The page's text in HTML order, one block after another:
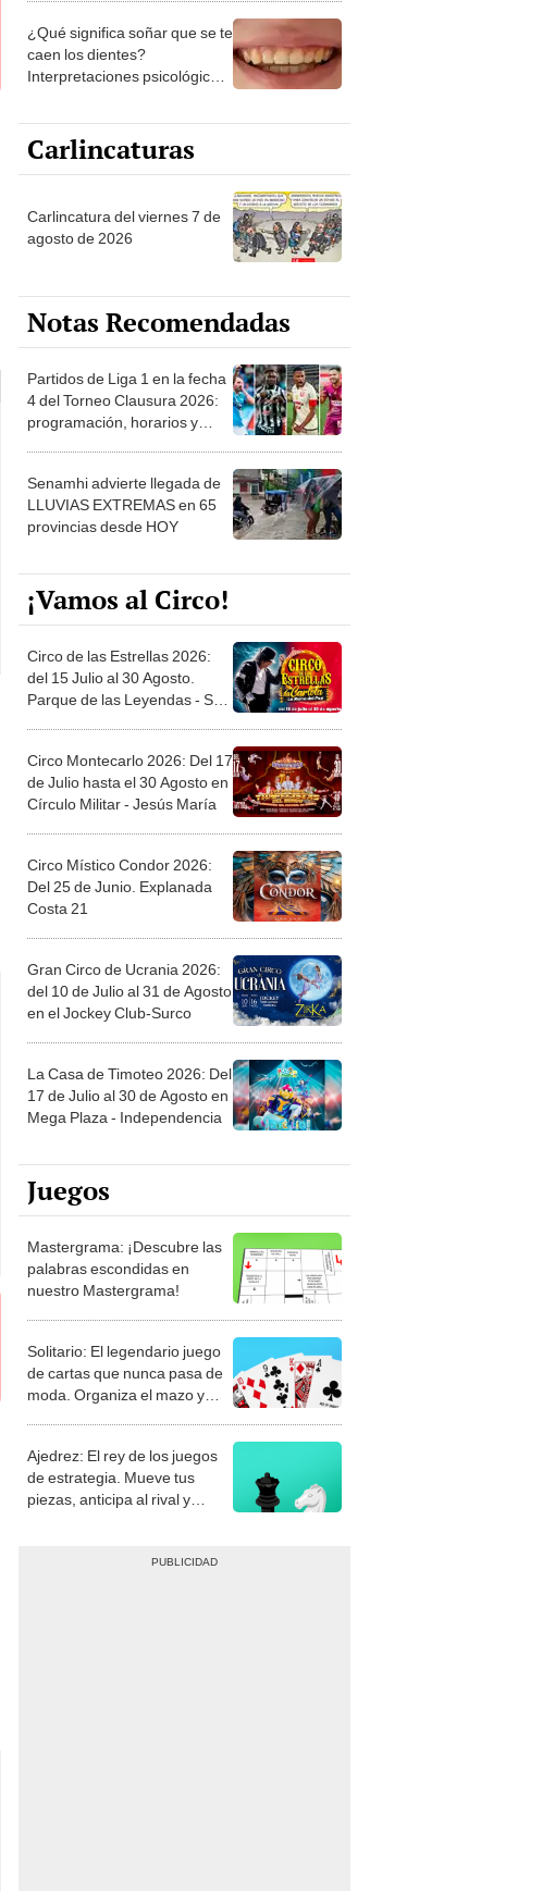
¿Qué significa soñar que se te
caen los dientes?
Interpretaciones psicológicas
Carlincaturas
Carlincatura del viernes 7 de
agosto de 2026
Notas Recomendadas
Partidos de Liga 1 en la fecha
4 del Torneo Clausura 2026:
programación, horarios y
Senamhi advierte llegada de
LLUVIAS EXTREMAS en 65
provincias desde HOY
¡Vamos al Circo!
Circo de las Estrellas 2026:
del 15 Julio al 30 Agosto.
Parque de las Leyendas - San
Circo Montecarlo 2026: Del 17
de Julio hasta el 30 Agosto en
Círculo Militar - Jesús María
Circo Místico Condor 2026:
Del 25 de Junio. Explanada
Costa 21
Gran Circo de Ucrania 2026:
del 10 de Julio al 31 de Agosto
en el Jockey Club-Surco
La Casa de Timoteo 2026: Del
17 de Julio al 30 de Agosto en
Mega Plaza - Independencia
Juegos
Mastergrama: ¡Descubre las
palabras escondidas en
nuestro Mastergrama!
Solitario: El legendario juego
de cartas que nunca pasa de
moda. Organiza el mazo y
Ajedrez: El rey de los juegos
de estrategia. Mueve tus
piezas, anticipa al rival y